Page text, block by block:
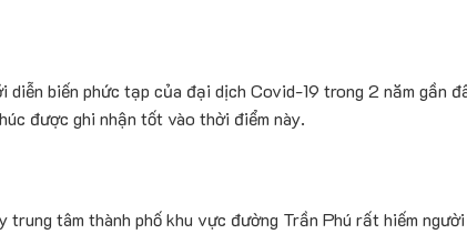
diễn biến phức tạp của đại dịch Covid-19 trong 2 năm gần
được ghi nhận tốt vào thời điểm này.
trung tâm thành phố khu vực đường Trần Phú rất hiếm